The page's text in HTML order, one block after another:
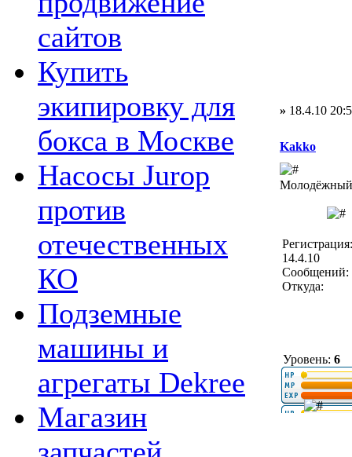
сайтов
Купить
экипировку для
бокса в Москве
Насосы Jurop
против
отечественных
КО
Подземные
машины и
агрегаты Dekree
Магазин
» 18.4.10
Kakko
Молодёжный
Регистрация:
14.4.10
Сообщений:
Откуда:
Уровень: 6